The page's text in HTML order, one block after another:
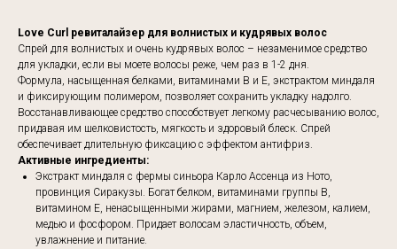
Love Curl ревиталайзер для волнистых и кудрявых волос
Спрей для волнистых и очень кудрявых волос – незаменимое средство
для укладки, если вы моете волосы реже, чем раз в 1-2 дня.
Формула, насыщенная белками, витаминами B и E, экстрактом миндаля
и фиксирующим полимером, позволяет сохранить укладку надолго.
Восстанавливающее средство способствует легкому расчесыванию волос,
придавая им шелковистость, мягкость и здоровый блеск. Спрей
обеспечивает длительную фиксацию с эффектом антифриз.
Активные ингредиенты:
Экстракт миндаля с фермы синьора Карло Ассенца из Ното,
провинция Сиракузы. Богат белком, витаминами группы В,
витамином Е, ненасыщенными жирами, магнием, железом, калием,
медью и фосфором. Придает волосам эластичность, объем,
увлажнение и питание.